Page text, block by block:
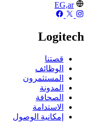
EG,ar
Logitech
قصتنا
الوظائف
المستثمرون
المدونة
الصحافة
الاستدامة
إمكانية الوصول